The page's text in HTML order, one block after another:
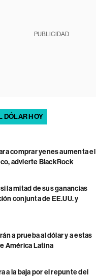
PUBLICIDAD
DÓLAR HOY
comprar yenes aumenta el
advierte BlackRock
la mitad de sus ganancias
conjunta de EE.UU. y
a prueba al dólar y a estas
América Latina
a la baja por el repunte del